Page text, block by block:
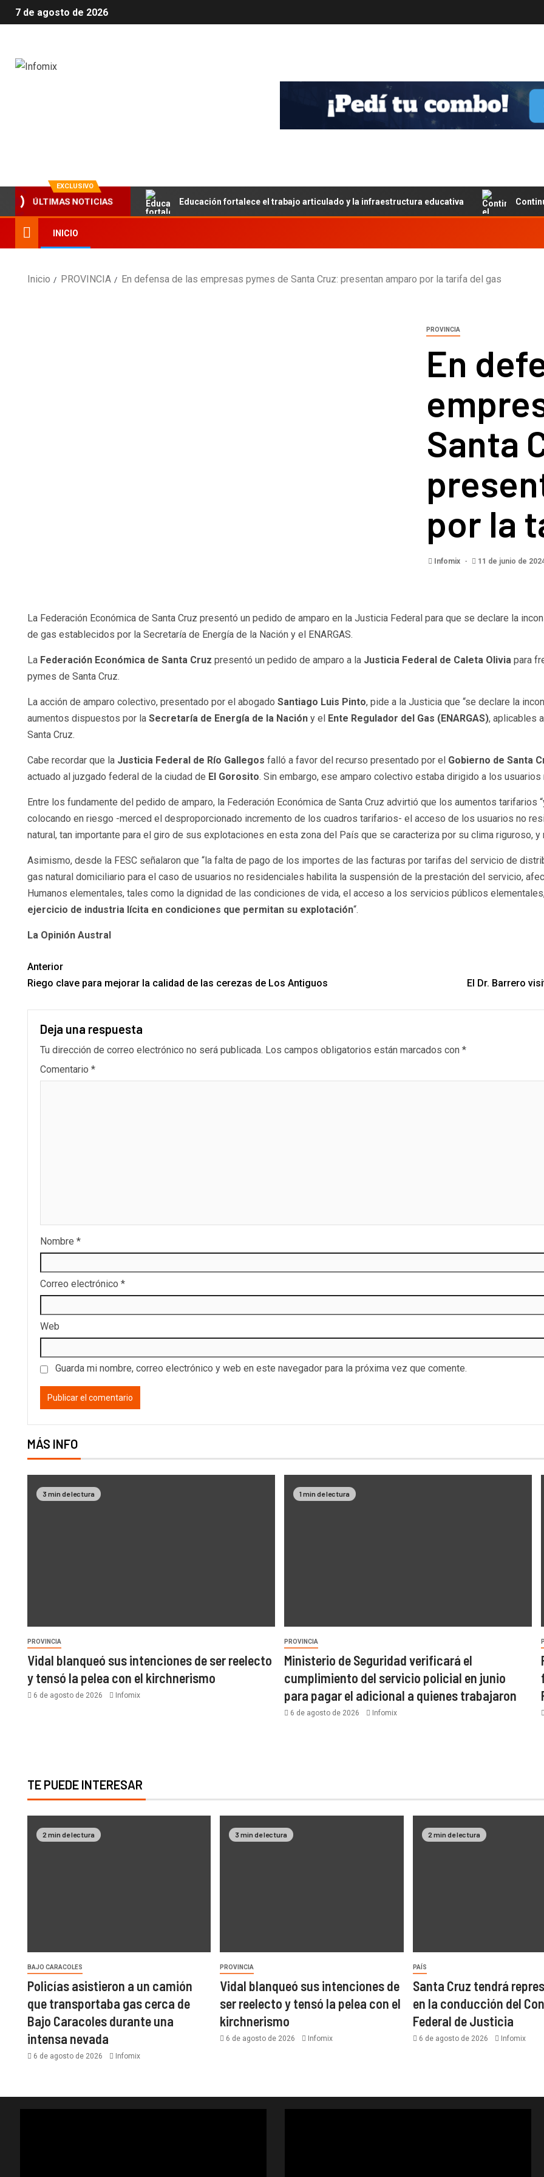
7 de agosto de 2026
EXCLUSIVO
ÚLTIMAS NOTICIAS Educación fortalece el trabajo articulado y la infraestructura educativa
INICIO
Inicio PROVINCIA En defensa de las empresas pymes de Santa Cruz: presentan amparo por la tarifa del gas
PROVINCIA
En
Santa
por la
Infomix 11 de junio de
La Federación Económica de Santa Cruz presentó un pedido de amparo en la Justicia Federal para que se declare la
de gas establecidos por la Secretaría de Energía de la Nación y el ENARGAS.
La Federación Económica de Santa Cruz presentó un pedido de amparo a la Justicia Federal de Caleta Olivia para
pymes de Santa Cruz.
La acción de amparo colectivo, presentado por el abogado Santiago Luis Pinto, pide a la Justicia que “se declare la
aumentos dispuestos por la Secretaría de Energía de la Nación y el Ente Regulador del Gas (ENARGAS), aplicables
Santa Cruz.
Cabe recordar que la Justicia Federal de Río Gallegos falló a favor del recurso presentado por el Gobierno de Santa
actuado al juzgado federal de la ciudad de El Gorosito. Sin embargo, ese amparo colectivo estaba dirigido a los
Entre los fundamente del pedido de amparo, la Federación Económica de Santa Cruz advirtió que los aumentos
colocando en riesgo -merced el desproporcionado incremento de los cuadros tarifarios- el acceso de los usuarios no
natural, tan importante para el giro de sus explotaciones en esta zona del País que se caracteriza por su clima riguroso, y
Asimismo, desde la FESC señalaron que “la falta de pago de los importes de las facturas por tarifas del servicio de
gas natural domiciliario para el caso de usuarios no residenciales habilita la suspensión de la prestación del servicio,
Humanos elementales, tales como la dignidad de las condiciones de vida, el acceso a los servicios públicos
ejercicio de industria lícita en condiciones que permitan su explotación“.
La Opinión Austral
Anterior
Riego clave para mejorar la calidad de las cerezas de Los Antiguos
El Dr. Barrero
Deja una respuesta
Tu dirección de correo electrónico no será publicada. Los campos obligatorios están marcados con *
Comentario *
Nombre *
Correo electrónico *
Web
Guarda mi nombre, correo electrónico y web en este navegador para la próxima vez que comente.
MÁS INFO
3 min de lectura
PROVINCIA
Vidal blanqueó sus intenciones de ser reelecto
y tensó la pelea con el kirchnerismo
6 de agosto de 2026 Infomix
1 min de lectura
PROVINCIA
Ministerio de Seguridad verificará el
cumplimiento del servicio policial en junio
para pagar el adicional a quienes trabajaron
6 de agosto de 2026 Infomix
TE PUEDE INTERESAR
2 min de lectura
BAJO CARACOLES
Policías asistieron a un camión
que transportaba gas cerca de
Bajo Caracoles durante una
intensa nevada
6 de agosto de 2026 Infomix
3 min de lectura
PROVINCIA
Vidal blanqueó sus intenciones de
ser reelecto y tensó la pelea con el
kirchnerismo
6 de agosto de 2026 Infomix
2 min de lectura
PAÍS
Santa Cruz tendrá
en la conducción del
Federal de Justicia
6 de agosto de 2026 Infomix